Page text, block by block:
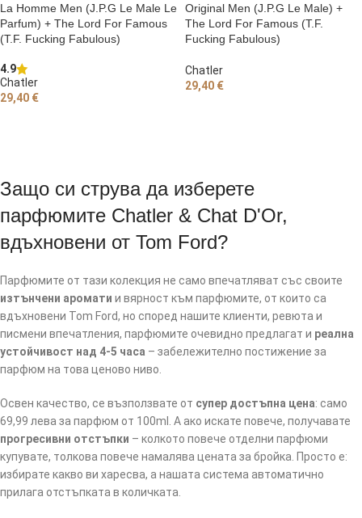
La Homme Men (J.P.G Le Male Le
Parfum) + The Lord For Famous
(T.F. Fucking Fabulous)
4.9
Chatler
29,40 €
Original Men (J.P.G Le Male) +
The Lord For Famous (T.F.
Fucking Fabulous)
Chatler
29,40 €
Защо си струва да изберете
парфюмите Chatler & Chat D'Or,
вдъхновени от Tom Ford?
Парфюмите от тази колекция не само впечатляват със своите
изтънчени аромати и вярност към парфюмите, от които са
вдъхновени Tom Ford, но според нашите клиенти, ревюта и
писмени впечатления, парфюмите очевидно предлагат и реална
устойчивост над 4-5 часа – забележително постижение за
парфюм на това ценово ниво.
Освен качество, се възползвате от супер достъпна цена: само
69,99 лева за парфюм от 100ml. А ако искате повече, получавате
прогресивни отстъпки – колкото повече отделни парфюми
купувате, толкова повече намалява цената за бройка. Просто е:
избирате какво ви харесва, а нашата система автоматично
прилага отстъпката в количката.